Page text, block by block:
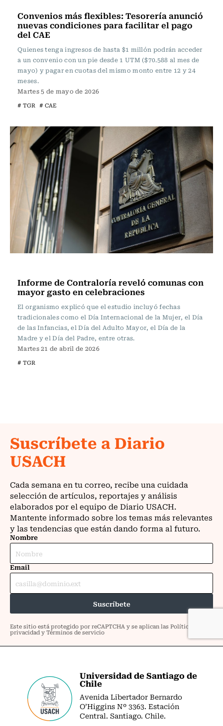
Convenios más flexibles: Tesorería anunció
nuevas condiciones para facilitar el pago
del CAE
Quienes tenga ingresos de hasta $1 millón podrán acceder
a un convenio con un pie desde 1 UTM ($70.588 al mes de
mayo) y pagar en cuotas del mismo monto entre 12 y 24
meses.
Martes 5 de mayo de 2026
# TGR # CAE
Informe de Contraloría reveló comunas con
mayor gasto en celebraciones
El organismo explicó que el estudio incluyó fechas
tradicionales como el Día Internacional de la Mujer, el Día
de las Infancias, el Día del Adulto Mayor, el Día de la
Madre y el Día del Padre, entre otras.
Martes 21 de abril de 2026
# TGR
Universidad de Santiago de
Chile
Avenida Libertador Bernardo
O’Higgins Nº 3363. Estación
Central. Santiago. Chile.